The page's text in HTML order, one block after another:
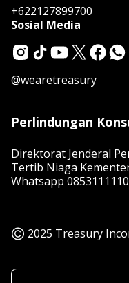
+622127899700
Sosial Media
@wearetreasury
Perlindungan
Direktorat Jenderal
Tertib Niaga
Whatsapp
2025 Treasury